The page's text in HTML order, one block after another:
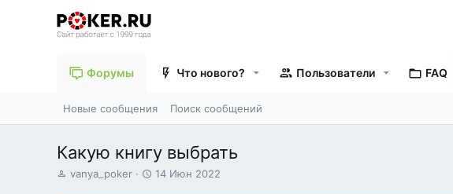
Форумы Что нового? Пользователи FAQ
Новые сообщения Поиск сообщений
Какую книгу выбрать
А
vanya_poker
Д
14 Июн 2022